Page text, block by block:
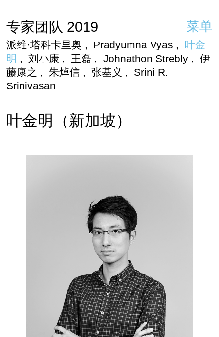
菜单
专家团队 2019
派维·塔科卡里奥 Pradyumna Vyas
叶金
明
,刘小康 王磊 ,Johnathon Strebly ,伊
藤康之
朱焯信 ,张基义
Srini R.
Srinivasan
叶金明（新加坡）